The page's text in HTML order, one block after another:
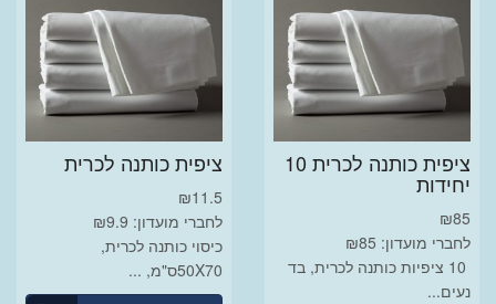
ציפית כותנה לכרית 10
יחידות
₪85
לחברי מועדון: ₪85
10 ציפיות כותנה לכרית, בד
נעים...
ציפית כותנה לכרית
₪11.5
לחברי מועדון: ₪9.9
כיסוי כותנה לכרית,
50X70ס"מ, ...